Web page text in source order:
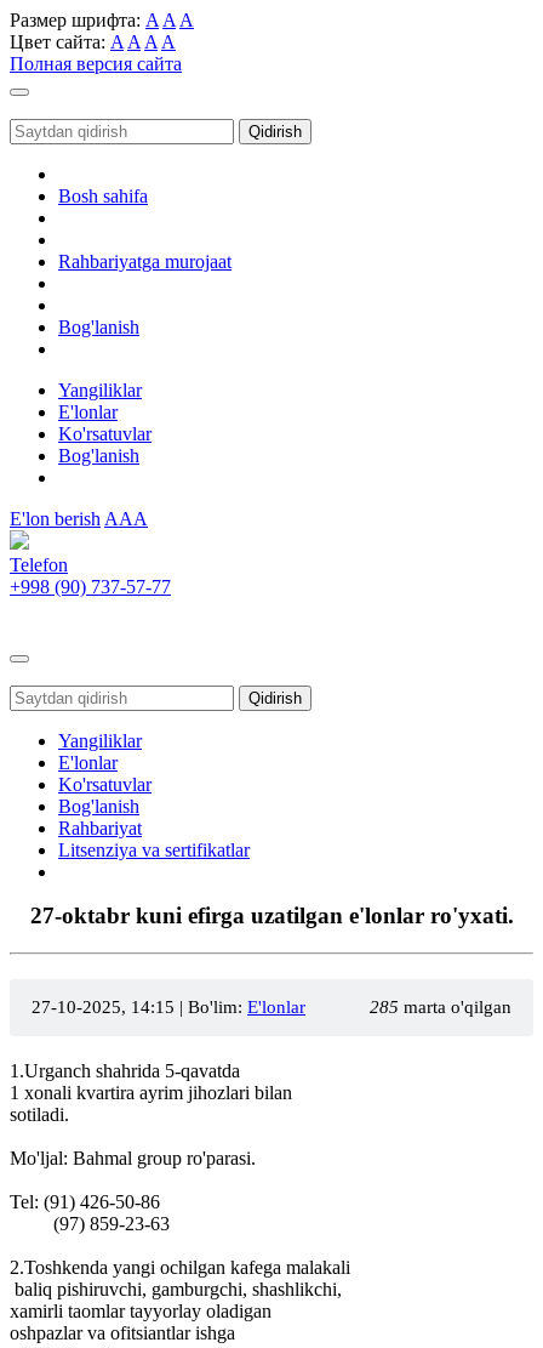
Размер шрифта: A A A
Цвет сайта: A A A A
Полная версия сайта
Toggle
navigation
Qidirish
Bosh sahifa
Rahbariyatga murojaat
Bog'lanish
Yangiliklar
E'lonlar
Ko'rsatuvlar
Bog'lanish
E'lon berish AAA
Telefon
+998 (90) 737-57-77
Toggle
navigation
Qidirish
Yangiliklar
E'lonlar
Ko'rsatuvlar
Bog'lanish
Rahbariyat
Litsenziya va sertifikatlar
27-oktabr kuni efirga uzatilgan e'lonlar ro'yxati.
27-10-2025, 14:15 285 marta o'qilgan
| Bo'lim: E'lonlar
1.Urganch shahrida 5-qavatda
1 xonali kvartira ayrim jihozlari bilan
sotiladi.
Mo'ljal: Bahmal group ro'parasi.
Tel: (91) 426-50-86
(97) 859-23-63
2.Toshkenda yangi ochilgan kafega malakali
baliq pishiruvchi, gamburgchi, shashlikchi,
xamirli taomlar tayyorlay oladigan
oshpazlar va ofitsiantlar ishga